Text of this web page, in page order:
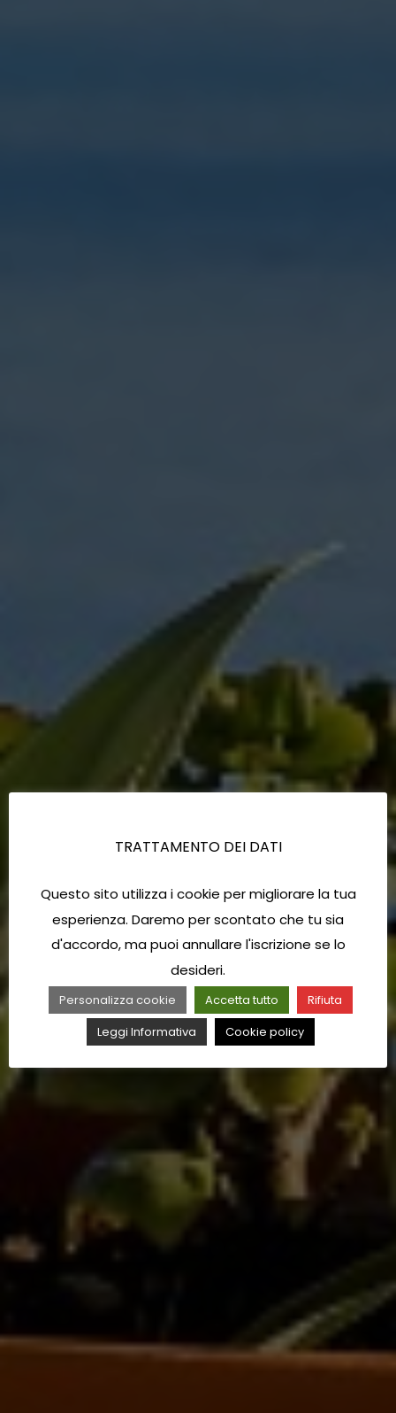
TRATTAMENTO DEI DATI
Questo sito utilizza i cookie per migliorare la tua
esperienza. Daremo per scontato che tu sia
d'accordo, ma puoi annullare l'iscrizione se lo
desideri.
Personalizza cookie Accetta tutto
Rifiuta
Leggi Informativa
Cookie policy